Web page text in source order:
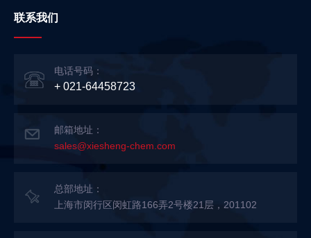
联系我们
电话号码：
+ 021-64458723
邮箱地址：
sales@xiesheng-chem.com
总部地址：
上海市闵行区闵虹路166弄2号楼21层，201102